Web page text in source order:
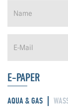
E-PAPER
AQUA & GAS